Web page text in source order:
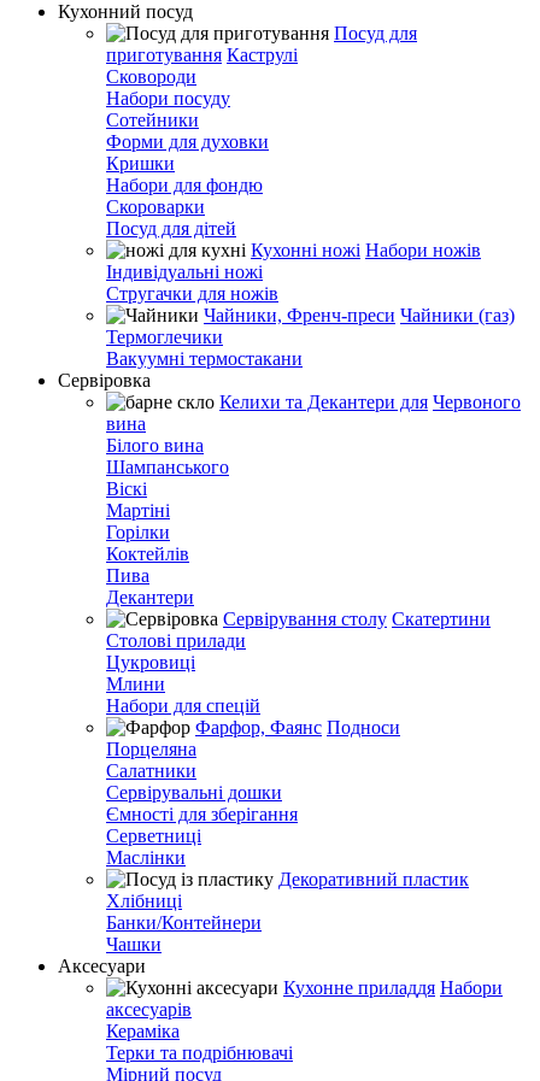
Кухонний посуд
Посуд для
приготування Каструлі
Сковороди
Набори посуду
Сотейники
Форми для духовки
Кришки
Набори для фондю
Скороварки
Посуд для дітей
Кухонні ножі Набори ножів
Індивідуальні ножі
Стругачки для ножів
Чайники, Френч-преси Чайники (газ)
Термоглечики
Вакуумні термостакани
Сервіровка
Келихи та Декантери для Червоного
вина
Білого вина
Шампанського
Віскі
Мартіні
Горілки
Коктейлів
Пива
Декантери
Сервірування столу Скатертини
Столові прилади
Цукровиці
Млини
Набори для спецій
Фарфор, Фаянс Подноси
Порцеляна
Салатники
Сервірувальні дошки
Ємності для зберігання
Серветниці
Маслінки
Декоративний пластик
Хлібниці
Банки/Контейнери
Чашки
Аксесуари
Кухонне приладдя Набори
аксесуарів
Кераміка
Терки та подрібнювачі
Мірний посуд